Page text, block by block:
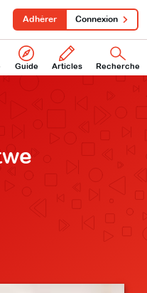
Guide Articles Recherche
Adhérer Connexion